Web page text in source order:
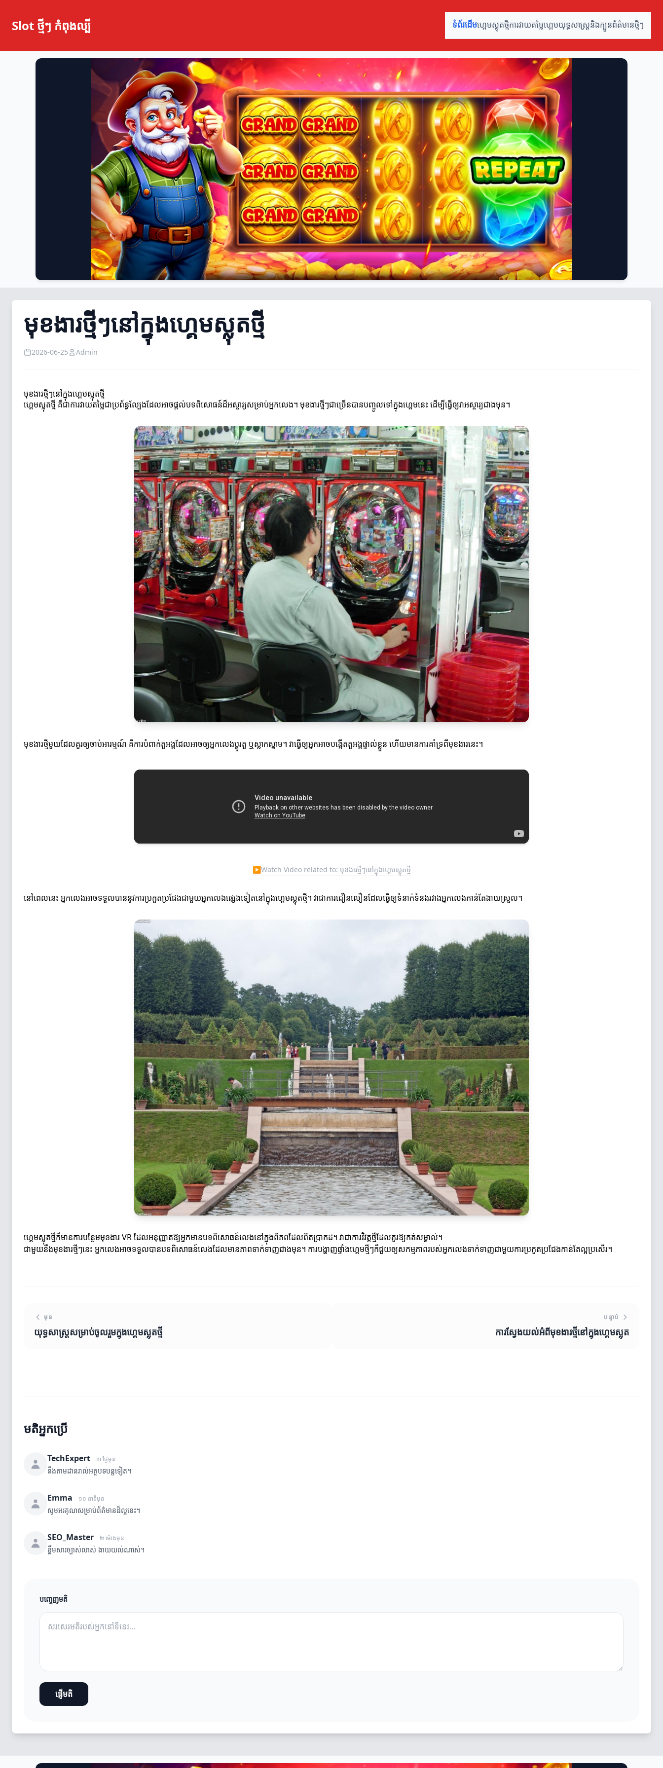
Slot ថ្មីៗ កំពុងល្បី ទំព័រដើមហ្គេមស្លុតថ្មីការវាយតម្លៃហ្គេមយុទ្ធសាស្ត្រនិងក្បួនព័ត៌មានថ្មីៗ
មុខងារថ្មីៗនៅក្នុងហ្គេមស្លុតថ្មី
2026-06-25 Admin
មុខងារថ្មីៗនៅក្នុងហ្គេមស្លុតថ្មី
ហ្គេមស្លុតថ្មី គឺជាការវាយតម្លៃជាប្រព័ន្ធល្បែងដែលអាចផ្តល់បទពិសោធន៍ដ៏អស្ចារ្យសម្រាប់អ្នកលេង។ មុខងារថ្មីៗជាច្រើនបានបញ្ចូលទៅក្នុងហ្គេមនេះ ដើម្បីធ្វើឲ្យវាអស្ចារ្យជាងមុន។
មុខងារថ្មីមួយដែលគួរឲ្យចាប់អារម្មណ៍ គឺការបំពាក់តួអង្គដែលអាចឲ្យអ្នកលេងប្តូរតួ ឬស្លាកស្នាម។ វាធ្វើឲ្យអ្នកអាចបង្កើតតួអង្គផ្ទាល់ខ្លួន ហើយមានការគាំទ្រពីមុខងារនេះ។
▶Watch Video related to: មុខងារថ្មីៗនៅក្នុងហ្គេមស្លុតថ្មី
នៅពេលនេះ អ្នកលេងអាចទទួលបាននូវការប្រកួតប្រជែងជាមួយអ្នកលេងផ្សេងទៀតនៅក្នុងហ្គេមស្លុតថ្មី។ វាជាការជឿនលឿនដែលធ្វើឲ្យទំនាក់ទំនងរវាងអ្នកលេងកាន់តែងាយស្រួល។
ហ្គេមស្លុតថ្មីក៏មានការបន្ថែមមុខងារ VR ដែលអនុញ្ញាតឱ្យអ្នកមានបទពិសោធន៍លេងនៅក្នុងពិភពដែលពិតប្រាកដ។ វាជាការវិវត្តថ្មីដែលគួរឱ្យកត់សម្គាល់។
ជាមួយនឹងមុខងារថ្មីៗនេះ អ្នកលេងអាចទទួលបានបទពិសោធន៍លេងដែលមានភាពទាក់ទាញជាងមុន។ ការបង្ហាញផ្ទាំងហ្គេមថ្មីៗក៏ជួយឲ្យសកម្មភាពរបស់អ្នកលេងទាក់ទាញជាមួយការប្រកួតប្រជែងកាន់តែល្អប្រសើរ។
មុន
យុទ្ធសាស្ត្រសម្រាប់ចូលរួមក្នុងហ្គេមស្លុតថ្មី
បន្ទាប់
ការស្វែងយល់អំពីមុខងារថ្មីនៅក្នុងហ្គេមស្លុត
មតិអ្នកប្រើ
TechExpert ៣ ថ្ងៃមុន
នឹងតាមដានរាល់អត្ថបទបន្តទៀត។
Emma ១០ នាទីមុន
សូមអរគុណសម្រាប់ព័ត៌មានដ៏ល្អនេះ។
SEO_Master ២ ម៉ោងមុន
ខ្លឹមសារច្បាស់លាស់ ងាយយល់ណាស់។
បញ្ចេញមតិ
ផ្ញើមតិ